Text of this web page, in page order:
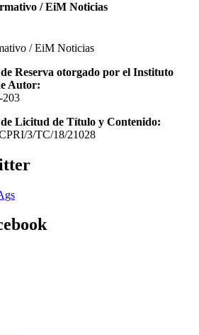
/ EiM Noticias
/ EiM Noticias
Reserva otorgado por el Instituto
Autor:
203
Licitud de Título y Contenido:
3/TC/18/21028